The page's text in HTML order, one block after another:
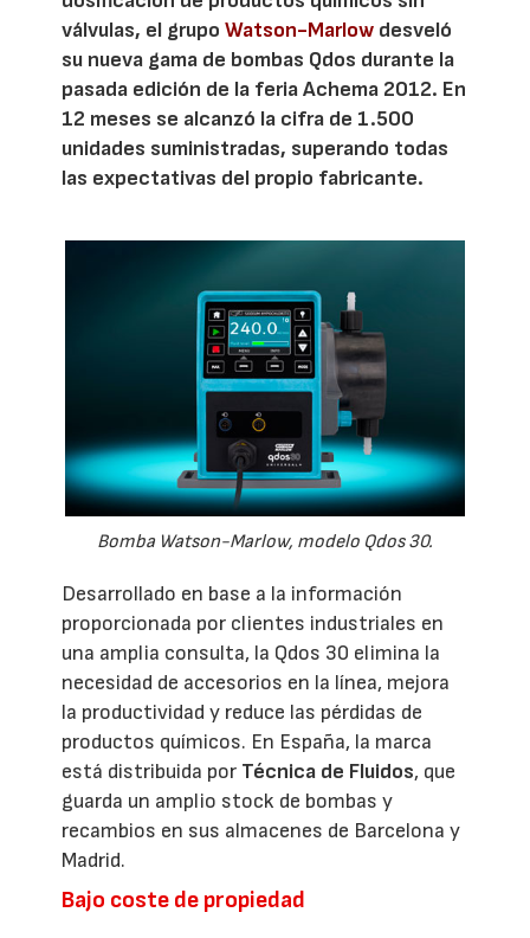
válvulas, el grupoWatson-Marlow desveló
su nueva gama de bombas Qdos durante la
pasada edición de la feria Achema 2012. En
12 meses se alcanzó la cifra de 1.500
unidades suministradas, superando todas
las expectativas del propio fabricante.
Bomba Watson-Marlow, modelo Qdos 30.
Desarrollado en base a la información
proporcionada por clientes industriales en
una amplia consulta, la Qdos 30 elimina la
necesidad de accesorios en la línea, mejora
la productividad y reduce las pérdidas de
productos químicos. En España, la marca
está distribuida por Técnica de Fluidos, que
guarda un amplio stock de bombas y
recambios en sus almacenes de Barcelona y
Madrid.
Bajo coste de propiedad